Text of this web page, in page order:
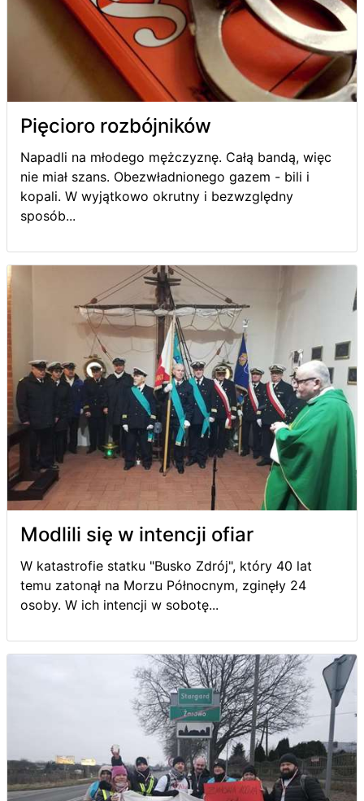
Pięcioro rozbójników
Napadli na młodego mężczyznę. Całą bandą, więc
nie miał szans. Obezwładnionego gazem - bili i
kopali. W wyjątkowo okrutny i bezwzględny
sposób...
Modlili się w intencji ofiar
W katastrofie statku "Busko Zdrój", który 40 lat
temu zatonął na Morzu Północnym, zginęły 24
osoby. W ich intencji w sobotę...